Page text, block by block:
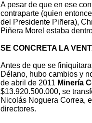
A pesar de que en ese
contraparte (quien
del Presidente Piñera),
Piñera Morel estaba
SE CONCRETA LA
Antes de que se
Délano, hubo cambios y
de abril de 2011 Minería
$13.920.500.000, se
Nicolás Noguera Correa,
directores.